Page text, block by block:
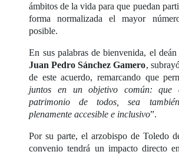
ámbitos de la vida para que puedan
forma normalizada el mayor
posible.
En sus palabras de bienvenida, el
Juan Pedro Sánchez Gamero,
de este acuerdo, remarcando que
juntos en un objetivo común: que
patrimonio de todos, sea
plenamente accesible e inclusivo”.
Por su parte, el arzobispo de Toledo
convenio tendrá un impacto directo